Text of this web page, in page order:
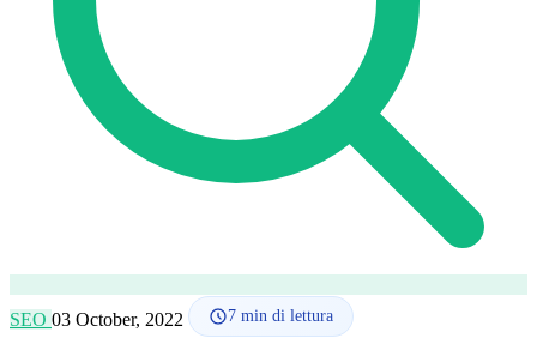
🇪🇸 ES
🇬🇧 EN
Accedi
SEO 03 October, 2022 7 min di lettura